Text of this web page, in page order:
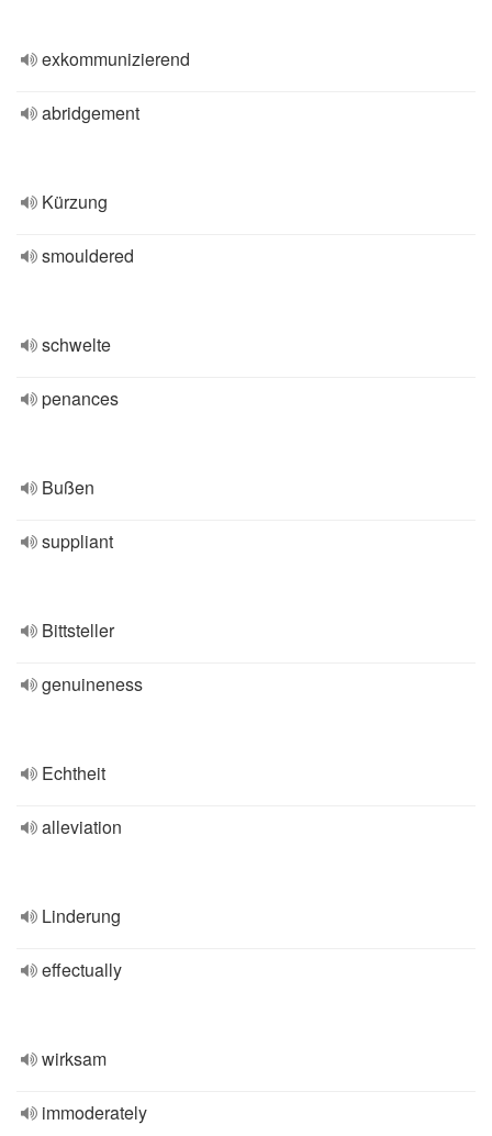
exkommunizierend
abridgement
Kürzung
smouldered
schwelte
penances
Bußen
suppliant
Bittsteller
genuineness
Echtheit
alleviation
Linderung
effectually
wirksam
immoderately